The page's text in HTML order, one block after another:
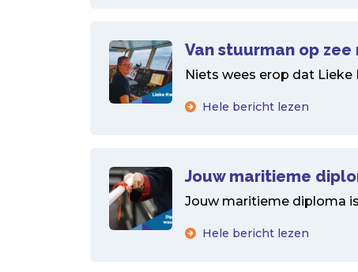
Van stuurman op
Niets wees erop dat Lieke
Hele bericht lezen
Jouw maritieme
Jouw maritieme diploma
Hele bericht lezen